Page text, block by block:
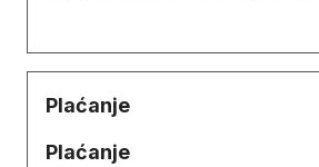
Plaćanje
Plaćanje